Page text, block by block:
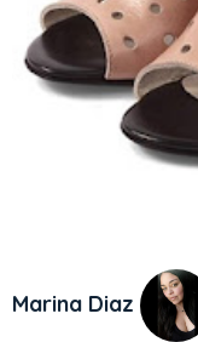
Marina Diaz